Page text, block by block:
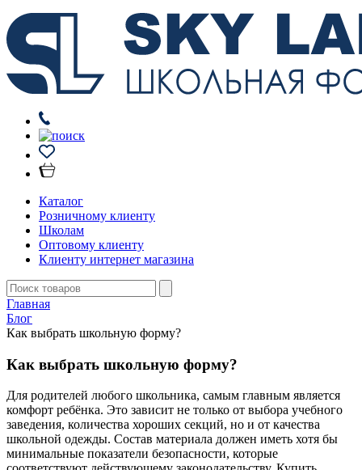
Каталог
Розничному клиенту
Школам
Оптовому клиенту
Клиенту интернет магазина
Главная
Блог
Как выбрать школьную форму?
Как выбрать школьную форму?
Для родителей любого школьника, самым главным является
комфорт ребёнка. Это зависит не только от выбора учебного
заведения, количества хороших секций, но и от качества
школьной одежды. Состав материала должен иметь хотя бы
минимальные показатели безопасности, которые